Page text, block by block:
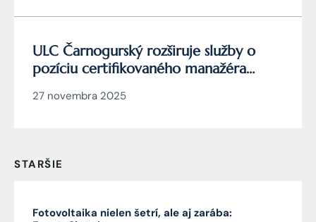
ULC Čarnogurský rozširuje služby o
pozíciu certifikovaného manažéra
27 novembra 2025
STARŠIE
Fotovoltaika nielen šetrí, ale aj zarába: